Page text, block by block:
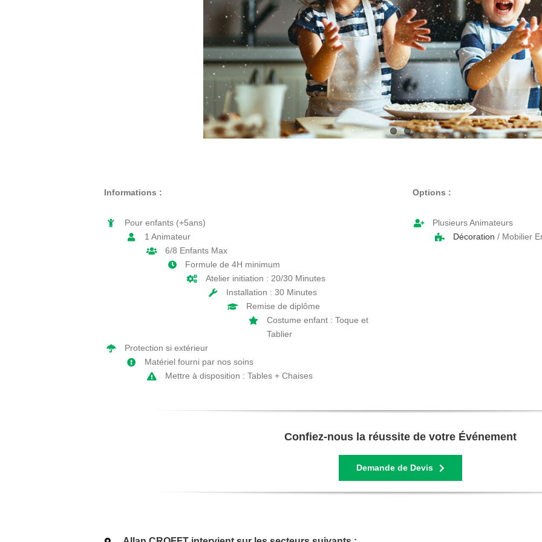
Informations :
Pour enfants (+5ans)
1 Animateur
6/8 Enfants Max
Formule de 4H minimum
Atelier initiation : 20/30 Minutes
Installation : 30 Minutes
Remise de diplôme
Costume enfant : Toque et
Tablier
Protection si extérieur
Matériel fourni par nos soins
Mettre à disposition : Tables + Chaises
Options :
Plusieurs Animateurs
Décoration / Mobilier
Confiez-nous la réussite de votre Événement
Demande de Devis